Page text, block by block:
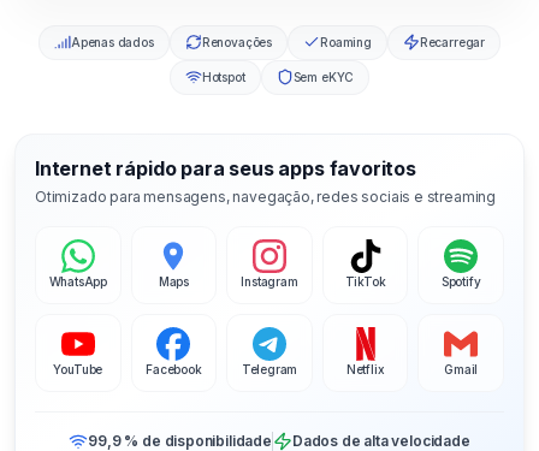
Apenas dados Renovações Roaming Recarregar
Hotspot Sem eKYC
Internet rápido para seus apps favoritos
Otimizado para mensagens, navegação, redes sociais e streaming
WhatsApp Maps Instagram TikTok Spotify
YouTube Facebook Telegram Netflix Gmail
99,9 % de disponibilidade Dados de alta velocidade